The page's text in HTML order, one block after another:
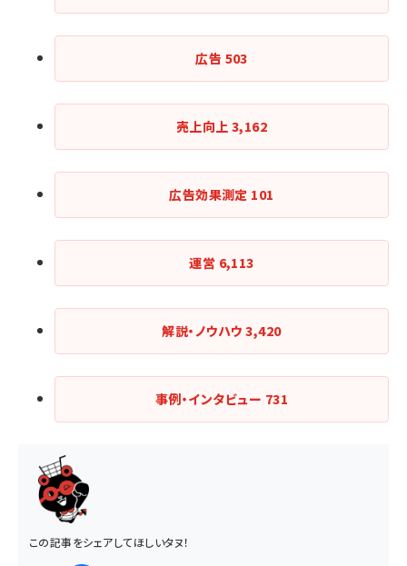
広告 503
売上向上 3,162
広告効果測定 101
運営 6,113
解説・ノウハウ3,420
事例・インタビュー 731
この記事をシェアしてほしいタヌ！